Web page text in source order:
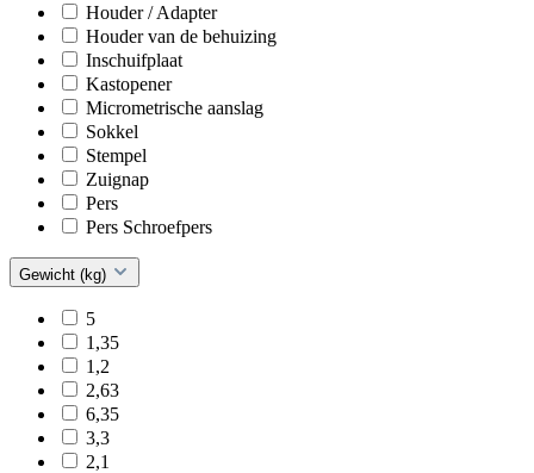
Houder / Adapter
Houder van de behuizing
Inschuifplaat
Kastopener
Micrometrische aanslag
Sokkel
Stempel
Zuignap
Pers
Pers Schroefpers
Gewicht (kg)
5
1,35
1,2
2,63
6,35
3,3
2,1